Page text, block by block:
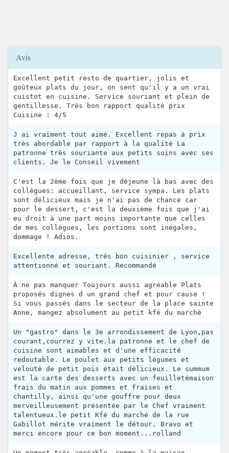
Avis
Excellent petit resto de quartier, jolis et
goûteux plats du jour, on sent qu'il y a un vrai
cuistot en cuisine. Service souriant et plein de
gentillesse. Très bon rapport qualité prix
Cuisine : 4/5
J ai vraiment tout aimé. Excellent repas à prix
très abordable par rapport à la qualité La
patronne très souriante aux petits soins avec ses
clients. Je le Conseil vivement
C'est la 2ème fois que je déjeune là bas avec des
collègues: accueillant, service sympa. Les plats
sont délicieux mais je n'ai pas de chance car
pour le dessert, c'est la deuxième fois que j'ai
eu droit à une part moins importante que celles
de mes collègues, les portions sont inégales,
dommage ! Adios.
Excellente adresse, très bon cuisinier , service
attentionné et souriant. Recommandé
À ne pas manquer Toujours aussi agréable Plats
proposés dignes d un grand chef et pour cause !
Si vous passés dans le secteur de la place sainte
Anne, mangez absolument au petit kfé du marché
Un "gastro" dans le 3e arrondissement de Lyon,pas
courant,courrez y vite.la patronne et le chef de
cuisine sont aimables et d'une efficacité
redoutable. Le poulet aux petits légumes et
velouté de petit pois était délicieux. Le summum
est la carte des desserts avec un feuilletémaison
frais du matin aux pommes et fraises et
chantilly, ainsi qu'une gouffre pour deux
merveilleusement présentée par le Chef vraiment
talentueux.le petit Kfé du marché de la rue
Gabillot mérite vraiment le détour. Bravo et
merci encore pour ce bon moment...rolland